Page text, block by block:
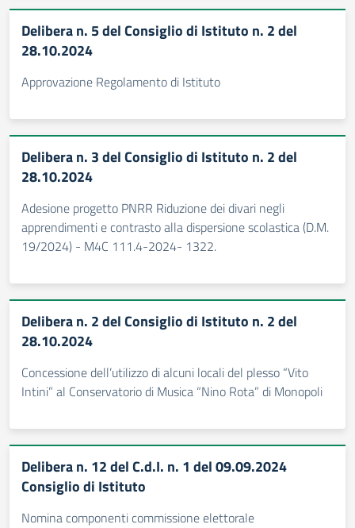
Delibera n. 5 del Consiglio di Istituto n. 2 del
28.10.2024
Approvazione Regolamento di Istituto
Delibera n. 3 del Consiglio di Istituto n. 2 del
28.10.2024
Adesione progetto PNRR Riduzione dei divari negli
apprendimenti e contrasto alla dispersione scolastica (D.M.
19/2024) - M4C 111.4-2024- 1322.
Delibera n. 2 del Consiglio di Istituto n. 2 del
28.10.2024
Concessione dell’utilizzo di alcuni locali del plesso “Vito
Intini” al Conservatorio di Musica “Nino Rota” di Monopoli
Delibera n. 12 del C.d.I. n. 1 del 09.09.2024
Consiglio di Istituto
Nomina componenti commissione elettorale